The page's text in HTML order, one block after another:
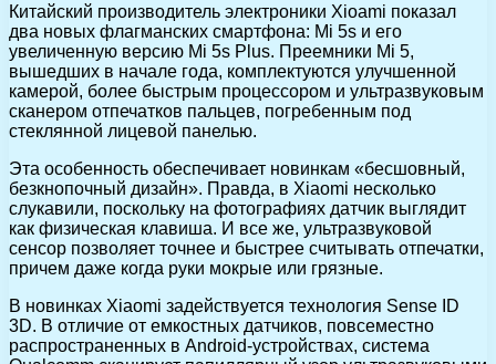
Китайский производитель электроники Xioami показал
два новых флагманских смартфона: Mi 5s и его
увеличенную версию Mi 5s Plus. Преемники Mi 5,
вышедших в начале года, комплектуются улучшенной
камерой, более быстрым процессором и ультразвуковым
сканером отпечатков пальцев, погребенным под
стеклянной лицевой панелью.
Эта особенность обеспечивает новинкам «бесшовный,
безкнопочный дизайн». Правда, в Xiaomi несколько
слукавили, поскольку на фотографиях датчик выглядит
как физическая клавиша. И все же, ультразвуковой
сенсор позволяет точнее и быстрее считывать отпечатки,
причем даже когда руки мокрые или грязные.
В новинках Xiaomi задействуется технология Sense ID
3D. В отличие от емкостных датчиков, повсеместно
распространенных в Android-устройствах, система